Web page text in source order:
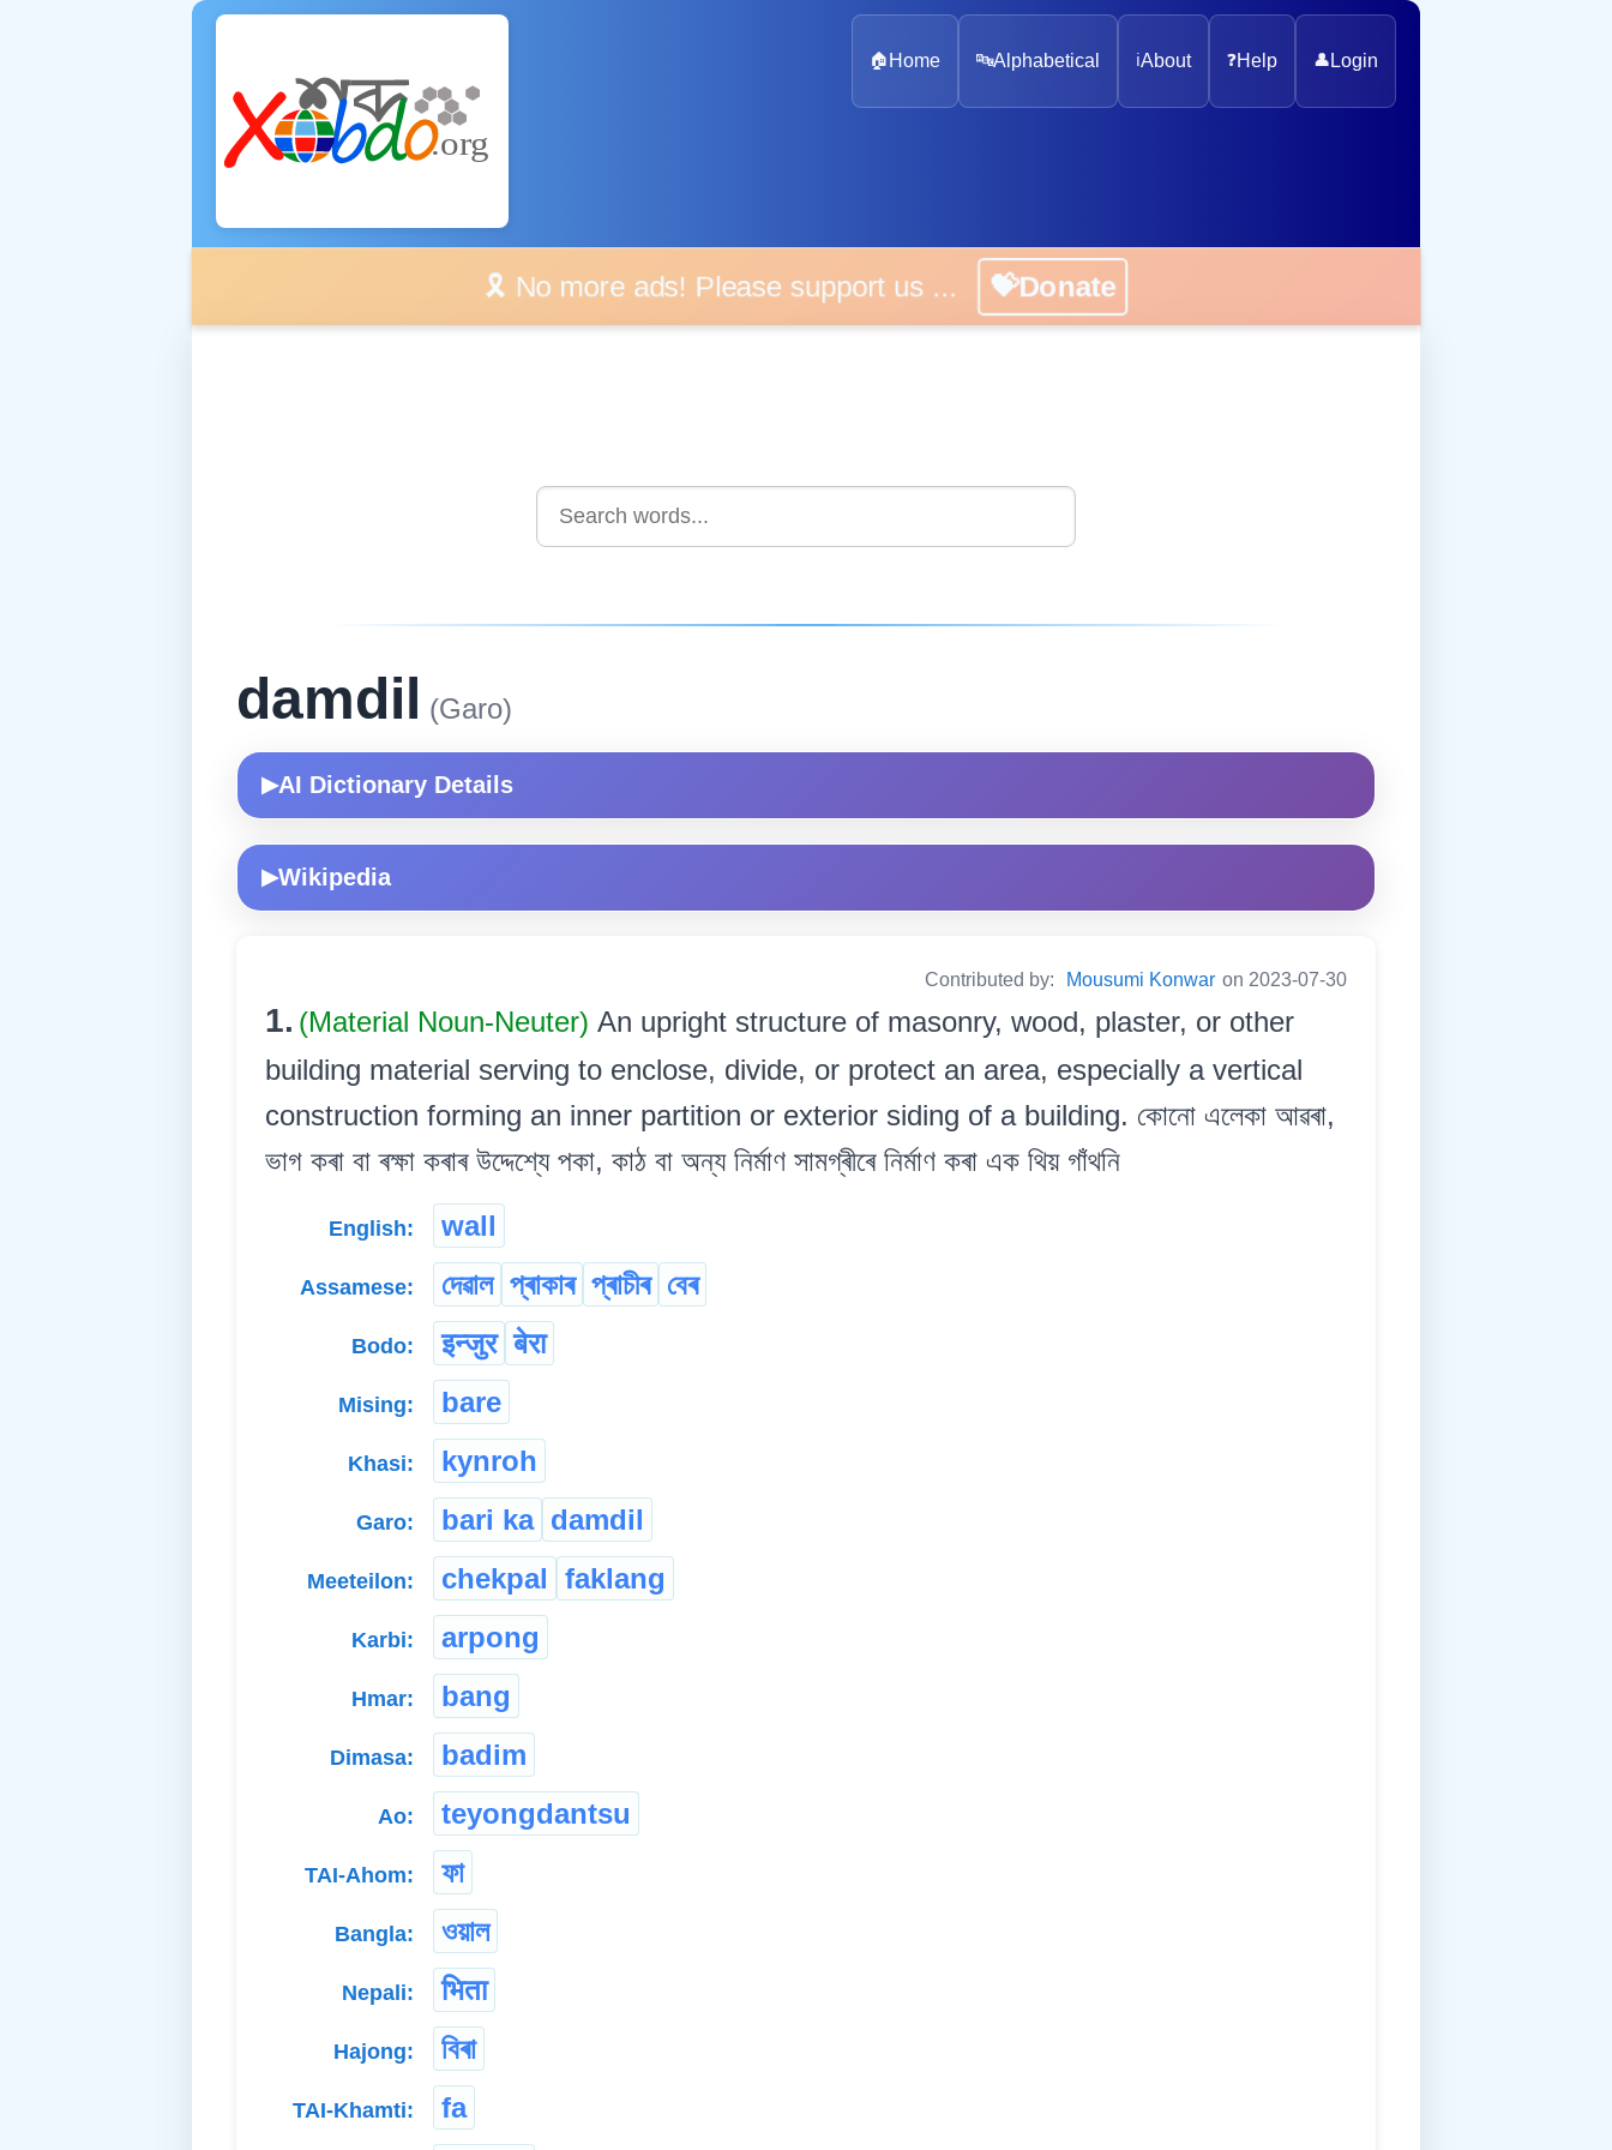
🏠 Home 🔤Alphabetical ℹ️About ❓Help 👤 Login
🎗️ No more ads! Please support us ... 💝Donate
damdil (Garo)
▶AI Dictionary Details
▶Wikipedia
Contributed by: Mousumi Konwar on 2023-07-30
1. (Material Noun-Neuter) An upright structure of masonry, wood, plaster, or other
building material serving to enclose, divide, or protect an area, especially a vertical
construction forming an inner partition or exterior siding of a building. কোনো এলেকা আৱৰা,
ভাগ কৰা বা ৰক্ষা কৰাৰ উদ্দেশ্যে পকা, কাঠ বা অন্য নিৰ্মাণ সামগ্ৰীৰে নিৰ্মাণ কৰা এক থিয় গাঁথনি
English: wall
Assamese: দেৱাল প্ৰাকাৰ প্ৰাচীৰ বেৰ
Bodo: इन्जुर बेरा
Mising: bare
Khasi: kynroh
Garo: bari ka damdil
Meeteilon: chekpal faklang
Karbi: arpong
Hmar: bang
Dimasa: badim
Ao: teyongdantsu
TAI-Ahom: ফা
Bangla: ওয়াল
Nepali: भिता
Hajong: বিৰা
TAI-Khamti:
fa